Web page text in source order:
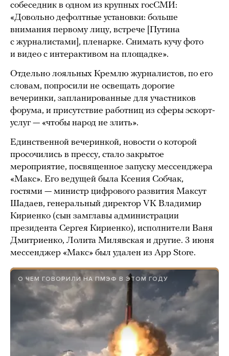
собеседник в одном из крупных госСМИ:
«Довольно дефолтные установки: больше
внимания первому лицу, встрече [Путина
с журналистами], пленарке. Снимать кучу фото
и видео с интерактивом на площадке».
Отдельно лояльных Кремлю журналистов, по его
словам, попросили не освещать дорогие
вечеринки, запланированные для участников
форума, и присутствие работниц из сферы эскорт-
услуг — «чтобы народ не злить».
Единственной вечеринкой, новости о которой
просочились в прессу, стало закрытое
мероприятие, посвященное запуску мессенджера
«Макс». Его ведущей была Ксения Собчак,
гостями — министр цифрового развития Максут
Шадаев, генеральный директор VK Владимир
Кириенко (сын замглавы администрации
президента Сергея Кириенко), исполнители Ваня
Дмитриенко, Лолита Милявская и другие. 3 июня
мессенджер «Макс» был удален из App Store.
О ЧЕМ ГОВОРИЛИ НА ПМЭФ В ЭТОМ ГОДУ